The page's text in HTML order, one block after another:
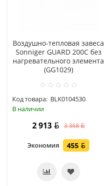
Воздушно-тепловая завеса
Sonniger GUARD 200С без
нагревательного элемента
(GG1029)
Код товара: BLK0104530
В наличии
2 913 3 368
Экономия 455